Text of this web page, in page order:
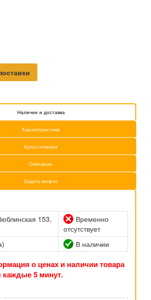
Наличие и доставка
Характеристики
Кросс-номера
Описание
Задать вопрос
153,
Временно
отсутствует
В наличии
о ценах и наличии товара
каждые 5 минут.